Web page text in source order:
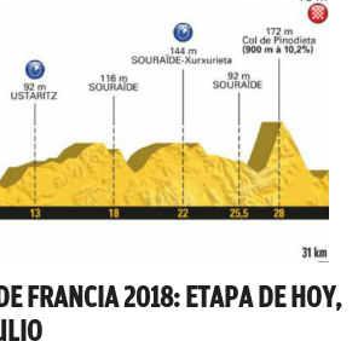
FRANCIA 2018: ETAPA DE HOY,